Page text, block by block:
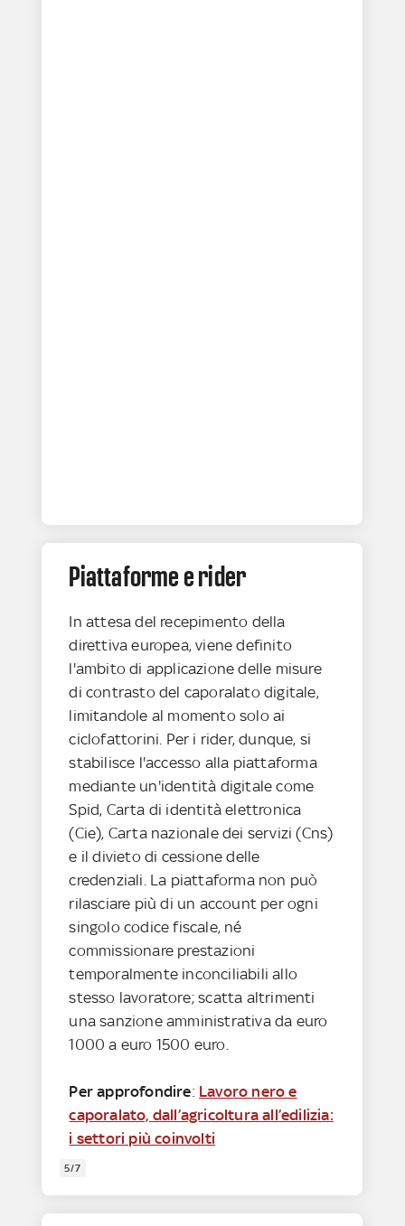
Piattaforme e rider
In attesa del recepimento della
direttiva europea, viene definito
l'ambito di applicazione delle misure
di contrasto del caporalato digitale,
limitandole al momento solo ai
ciclofattorini. Per i rider, dunque, si
stabilisce l'accesso alla piattaforma
mediante un'identità digitale come
Spid, Carta di identità elettronica
(Cie), Carta nazionale dei servizi (Cns)
e il divieto di cessione delle
credenziali. La piattaforma non può
rilasciare più di un account per ogni
singolo codice fiscale, né
commissionare prestazioni
temporalmente inconciliabili allo
stesso lavoratore; scatta altrimenti
una sanzione amministrativa da euro
1000 a euro 1500 euro.
Per approfondire: Lavoro nero e
caporalato, dall’agricoltura all’edilizia:
i settori più coinvolti
5/7